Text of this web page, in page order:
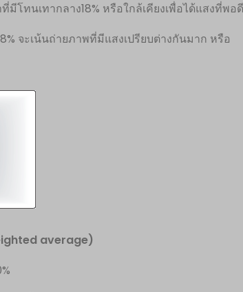
ทนเทากลาง18% หรือใกล้เคียงเพื่อได้แสงที่พอดี
จะเน้นถ่ายภาพที่มีแสงเปรียบต่างกันมาก หรือ
average)